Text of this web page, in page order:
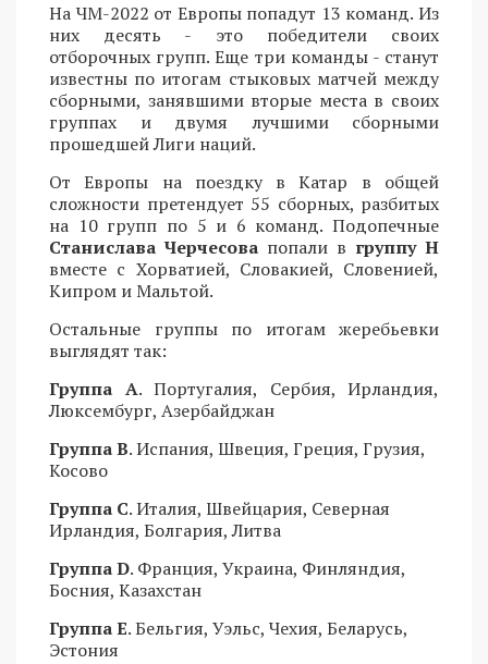
На ЧМ-2022 от Европы попадут 13 команд. Из
них десять - это победители своих
отборочных групп. Еще три команды - станут
известны по итогам стыковых матчей между
сборными, занявшими вторые места в своих
группах и двумя лучшими сборными
прошедшей Лиги наций.
От Европы на поездку в Катар в общей
сложности претендует 55 сборных, разбитых
на 10 групп по 5 и 6 команд. Подопечные
Станислава Черчесова попали в группу H
вместе с Хорватией, Словакией, Словенией,
Кипром и Мальтой.
Остальные группы по итогам жеребьевки
выглядят так:
Группа А. Португалия, Сербия, Ирландия,
Люксембург, Азербайджан
Группа В. Испания, Швеция, Греция, Грузия,
Косово
Группа С. Италия, Швейцария, Северная
Ирландия, Болгария, Литва
Группа D. Франция, Украина, Финляндия,
Босния, Казахстан
Группа Е. Бельгия, Уэльс, Чехия, Беларусь,
Эстония